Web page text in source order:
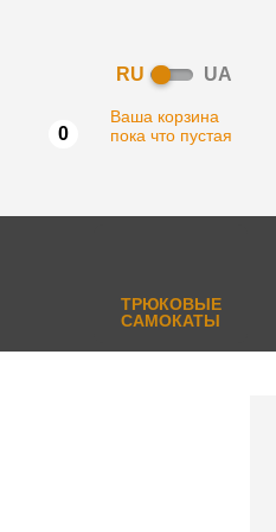
RU UA
0
Ваша корзина
пока что пустая
ТРЮКОВЫЕ
САМОКАТЫ